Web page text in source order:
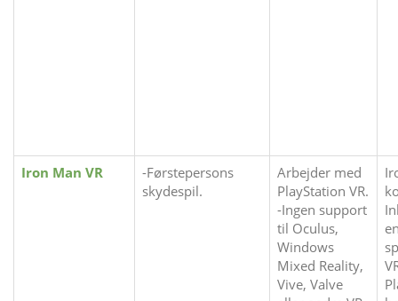
Iron Man VR
-Førstepersons
skydespil.
Arbejder med
PlayStation VR.
-Ingen support
til Oculus,
Windows
Mixed Reality,
Vive, Valve